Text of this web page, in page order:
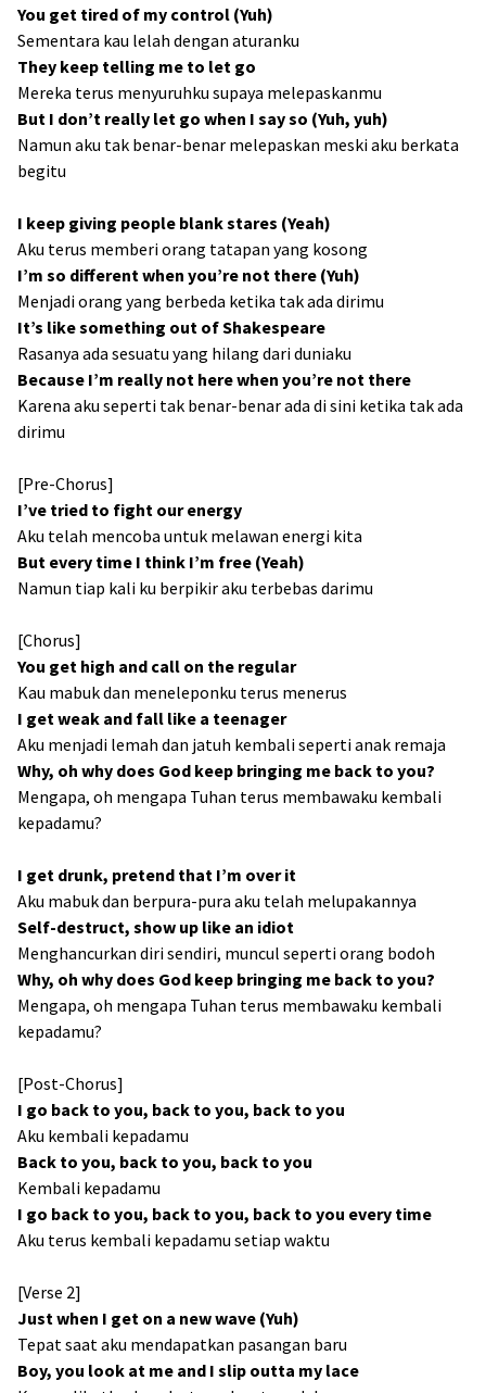
You get tired of my control (Yuh)
Sementara kau lelah dengan aturanku
They keep telling me to let go
Mereka terus menyuruhku supaya melepaskanmu
But I don’t really let go when I say so (Yuh, yuh)
Namun aku tak benar-benar melepaskan meski aku berkata
begitu
I keep giving people blank stares (Yeah)
Aku terus memberi orang tatapan yang kosong
I’m so different when you’re not there (Yuh)
Menjadi orang yang berbeda ketika tak ada dirimu
It’s like something out of Shakespeare
Rasanya ada sesuatu yang hilang dari duniaku
Because I’m really not here when you’re not there
Karena aku seperti tak benar-benar ada di sini ketika tak ada
dirimu
[Pre-Chorus]
I’ve tried to fight our energy
Aku telah mencoba untuk melawan energi kita
But every time I think I’m free (Yeah)
Namun tiap kali ku berpikir aku terbebas darimu
[Chorus]
You get high and call on the regular
Kau mabuk dan meneleponku terus menerus
I get weak and fall like a teenager
Aku menjadi lemah dan jatuh kembali seperti anak remaja
Why, oh why does God keep bringing me back to you?
Mengapa, oh mengapa Tuhan terus membawaku kembali
kepadamu?
I get drunk, pretend that I’m over it
Aku mabuk dan berpura-pura aku telah melupakannya
Self-destruct, show up like an idiot
Menghancurkan diri sendiri, muncul seperti orang bodoh
Why, oh why does God keep bringing me back to you?
Mengapa, oh mengapa Tuhan terus membawaku kembali
kepadamu?
[Post-Chorus]
I go back to you, back to you, back to you
Aku kembali kepadamu
Back to you, back to you, back to you
Kembali kepadamu
I go back to you, back to you, back to you every time
Aku terus kembali kepadamu setiap waktu
[Verse 2]
Just when I get on a new wave (Yuh)
Tepat saat aku mendapatkan pasangan baru
Boy, you look at me and I slip outta my lace